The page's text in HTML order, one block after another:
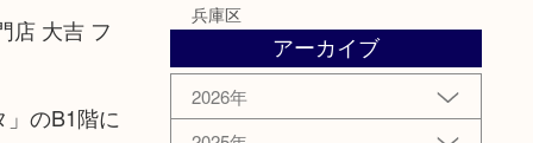
店 大吉 フ
のB1階に
兵庫区
アーカイブ
2026年